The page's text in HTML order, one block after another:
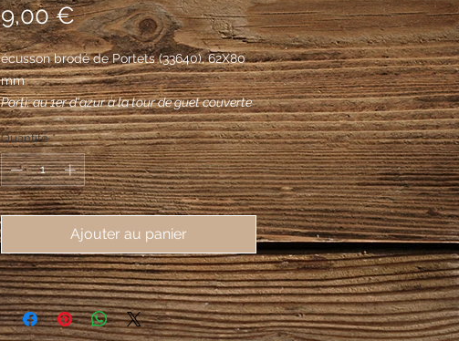
9,00 €Prix
écusson brodé de Portets (33640), 62X80
mm
Parti: au 1er d'azur à la tour de guet couverte
en dôme d'argent, ouverte et ajourée de sable
posée sur une rivière d'argent mouvant de la
pointe, au 2e d'argent au cep de vigne sur un
rocher, le tout au naturel; le tout sommé d'un
chef de gueules chargé d'un léopard d'or.
Quantité *
Ajouter au panier